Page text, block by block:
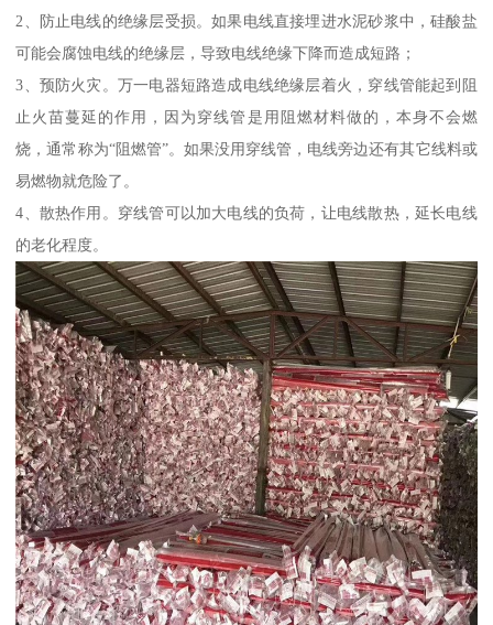
2、防止电线的绝缘层受损。如果电线直接埋进水泥砂浆中，硅酸盐
可能会腐蚀电线的绝缘层，导致电线绝缘下降而造成短路；
3、预防火灾。万一电器短路造成电线绝缘层着火，穿线管能起到阻
止火苗蔓延的作用，因为穿线管是用阻燃材料做的，本身不会燃
烧，通常称为“阻燃管”。如果没用穿线管，电线旁边还有其它线料或
易燃物就危险了。
4、散热作用。穿线管可以加大电线的负荷，让电线散热，延长电线
的老化程度。